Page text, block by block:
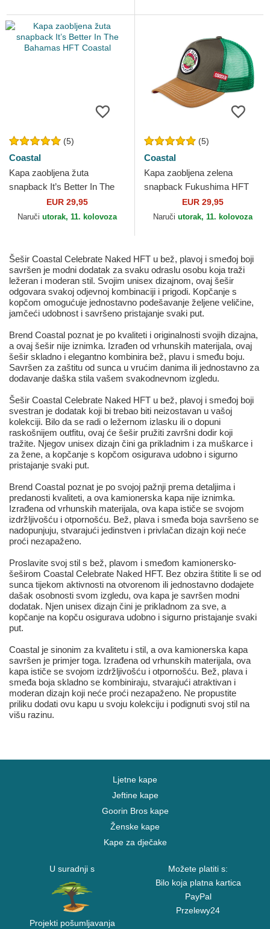
(5)
Coastal
Kapa zaobljena žuta
snapback It’s Better In The
Bahamas HFT Coastal
EUR 29,95
Naruči utorak, 11. kolovoza
(5)
Coastal
Kapa zaobljena zelena
snapback Fukushima HFT
EUR 29,95
Naruči utorak, 11. kolovoza
Šešir Coastal Celebrate Naked HFT u bež, plavoj i smeđoj boji
savršen je modni dodatak za svaku odraslu osobu koja traži
ležeran i moderan stil. Svojim unisex dizajnom, ovaj šešir
odgovara svakoj odjevnoj kombinaciji i prigodi. Kopčanje s
kopčom omogućuje jednostavno podešavanje željene veličine,
jamčeći udobnost i savršeno pristajanje svaki put.
Brend Coastal poznat je po kvaliteti i originalnosti svojih dizajna,
a ovaj šešir nije iznimka. Izrađen od vrhunskih materijala, ovaj
šešir skladno i elegantno kombinira bež, plavu i smeđu boju.
Savršen za zaštitu od sunca u vrućim danima ili jednostavno za
dodavanje daška stila vašem svakodnevnom izgledu.
Šešir Coastal Celebrate Naked HFT u bež, plavoj i smeđoj boji
svestran je dodatak koji bi trebao biti neizostavan u vašoj
kolekciji. Bilo da se radi o ležernom izlasku ili o dopuni
raskošnijem outfitu, ovaj će šešir pružiti završni dodir koji
tražite. Njegov unisex dizajn čini ga prikladnim i za muškarce i
za žene, a kopčanje s kopčom osigurava udobno i sigurno
pristajanje svaki put.
Brend Coastal poznat je po svojoj pažnji prema detaljima i
predanosti kvaliteti, a ova kamionerska kapa nije iznimka.
Izrađena od vrhunskih materijala, ova kapa ističe se svojom
izdržljivošću i otpornošću. Bež, plava i smeđa boja savršeno se
nadopunjuju, stvarajući jedinstven i privlačan dizajn koji neće
proći nezapaženo.
Proslavite svoj stil s bež, plavom i smeđom kamionersko-
šeširom Coastal Celebrate Naked HFT. Bez obzira štitite li se od
sunca tijekom aktivnosti na otvorenom ili jednostavno dodajete
dašak osobnosti svom izgledu, ova kapa je savršen modni
dodatak. Njen unisex dizajn čini je prikladnom za sve, a
kopčanje na kopču osigurava udobno i sigurno pristajanje svaki
put.
Coastal je sinonim za kvalitetu i stil, a ova kamionerska kapa
savršen je primjer toga. Izrađena od vrhunskih materijala, ova
kapa ističe se svojom izdržljivošću i otpornošću. Bež, plava i
smeđa boja skladno se kombiniraju, stvarajući atraktivan i
moderan dizajn koji neće proći nezapaženo. Ne propustite
priliku dodati ovu kapu u svoju kolekciju i podignuti svoj stil na
višu razinu.
Ljetne kape
Jeftine kape
Goorin Bros kape
Ženske kape
Kape za dječake
U suradnji s
Projekti pošumljavanja
Možete platiti s:
Bilo koja platna kartica
PayPal
Przelewy24